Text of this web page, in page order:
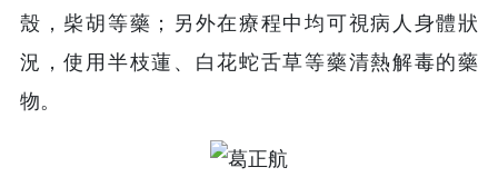
殼，柴胡等藥；另外在療程中均可視病人身體狀
況，使用半枝蓮、白花蛇舌草等藥清熱解毒的藥
物。